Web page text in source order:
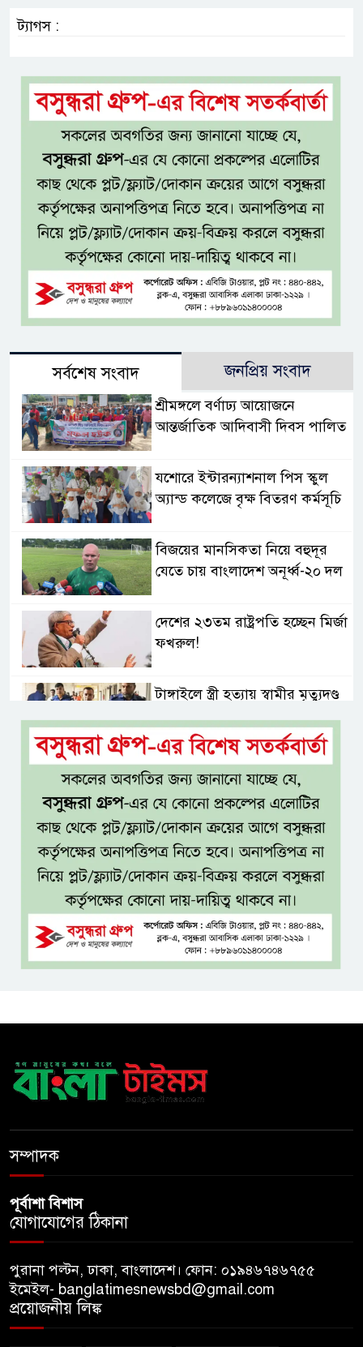
ট্যাগস :
সর্বশেষ সংবাদ জনপ্রিয় সংবাদ
শ্রীমঙ্গলে বর্ণাঢ্য আয়োজনে
আন্তর্জাতিক আদিবাসী দিবস পালিত
যশোরে ইন্টারন্যাশনাল পিস স্কুল
অ্যান্ড কলেজে বৃক্ষ বিতরণ কর্মসূচি
বিজয়ের মানসিকতা নিয়ে বহুদূর
যেতে চায় বাংলাদেশ অনূর্ধ্ব-২০ দল
দেশের ২৩তম রাষ্ট্রপতি হচ্ছেন মির্জা
ফখরুল!
টাঙ্গাইলে স্ত্রী হত্যায় স্বামীর মৃত্যুদণ্ড
রাষ্ট্রপতি পদে বিএনপির দুই
মনোনয়নপত্র, ১১ দলের প্রার্থী অলি
সালমান শাহ হত্যা মামলা:
বিমানবন্দর থেকে অভিনেতা ডন
গ্রেপ্তার
হেফাজত আমির বাবুনগরীর সঙ্গে
প্রধানমন্ত্রীর সাক্ষাৎ
শ্যামনগরবাসীর নিরাপদ পানির
অধিকার নিশ্চিত করতে হাইকোর্টের
সম্পাদক
পূর্বাশা বিশাস
যোগাযোগের ঠিকানা
পুরানা পল্টন, ঢাকা, বাংলাদেশ। ফোন: ০১৯৪৬৭৪৬৭৫৫
ইমেইল- banglatimesnewsbd@gmail.com
প্রয়োজনীয় লিঙ্ক